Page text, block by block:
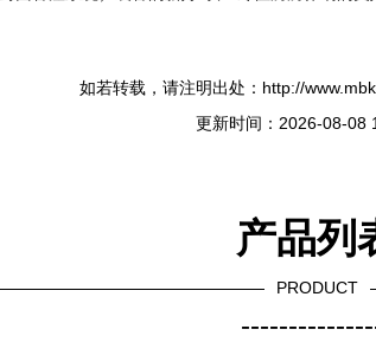
如若转载，请注明出处：http://
更新时间：2026-08-08
产品列
PRODUCT